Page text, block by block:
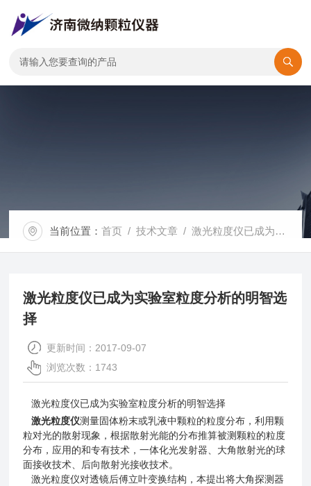
当前位置：首页 /技术文章 / 激光粒度仪已成为实验室粒度分析的明智选择
激光粒度仪已成为实验室粒度分析的明智选
择
更新时间：2017-09-07
浏览次数：1743
激光粒度仪已成为实验室粒度分析的明智选择
激光粒度仪测量固体粉末或乳液中颗粒的粒度分布，利用颗
粒对光的散射现象，根据散射光能的分布推算被测颗粒的粒度
分布，应用的和专有技术，一体化光发射器、大角散射光的球
面接收技术、后向散射光接收技术。
激光粒度仪对透镜后傅立叶变换结构，本提出将大角探测器